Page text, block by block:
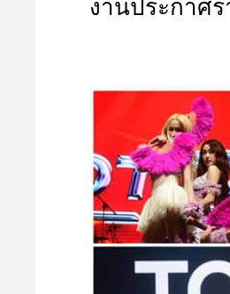
งานประกาศร